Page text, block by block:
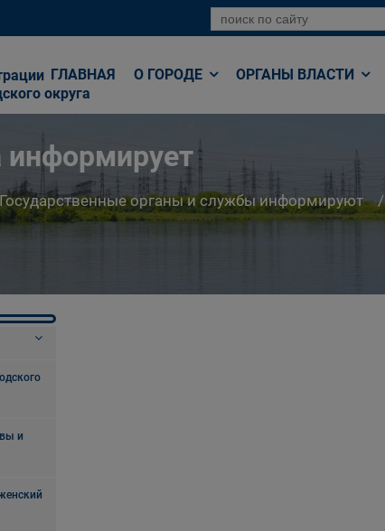
округа
ГЛАВНАЯ О ГОРОДЕ ОРГАНЫ ВЛАСТИ
информирует
Государственные органы и службы информируют
и